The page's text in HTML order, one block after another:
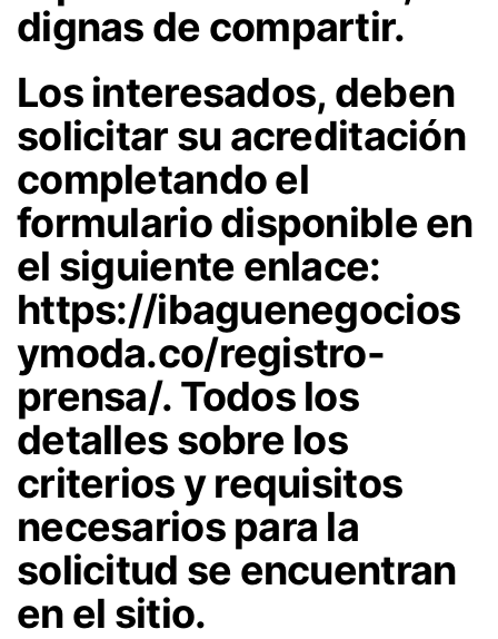
dignas de compartir.
Los interesados, deben
solicitar su acreditación
completando el
formulario disponible en
el siguiente enlace:
https://ibaguenegocios
ymoda.co/registro-
prensa/. Todos los
detalles sobre los
criterios y requisitos
necesarios para la
solicitud se encuentran
en el sitio.